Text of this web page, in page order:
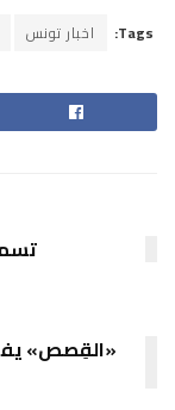
Tags: اخبار تونس